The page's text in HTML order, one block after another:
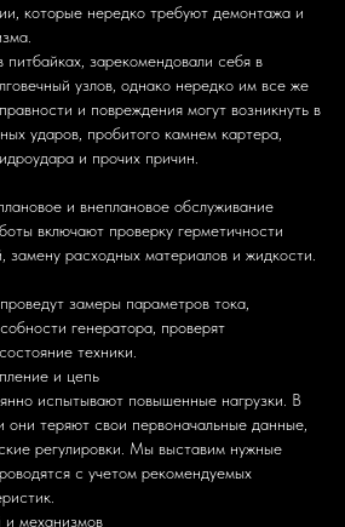
которые нередко требуют демонтажа и
зарекомендовали себя в
узлов, однако нередко им все же
и повреждения могут возникнуть в
ударов, пробитого камнем картера,
и прочих причин.
и внеплановое обслуживание
включают проверку герметичности
замену расходных материалов и жидкости.
замеры параметров тока,
генератора, проверят
техники.
и цепь
испытывают повышенные нагрузки. В
они теряют свои первоначальные данные,
регулировки. Мы выставим нужные
с учетом рекомендуемых
и механизмов